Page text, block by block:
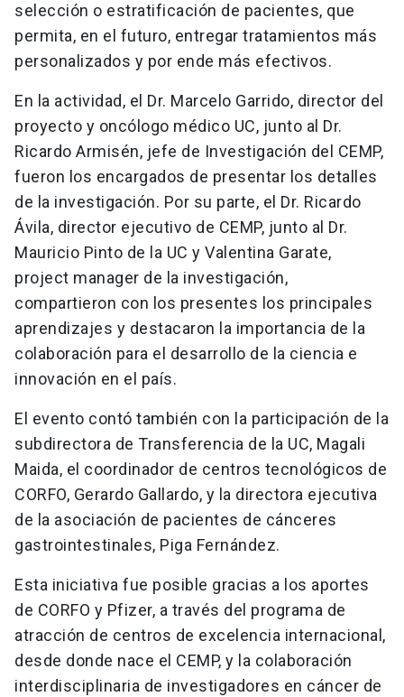
selección o estratificación de pacientes, que
permita, en el futuro, entregar tratamientos más
personalizados y por ende más efectivos.
En la actividad, el Dr. Marcelo Garrido, director del
proyecto y oncólogo médico UC, junto al Dr.
Ricardo Armisén, jefe de Investigación del CEMP,
fueron los encargados de presentar los detalles
de la investigación. Por su parte, el Dr. Ricardo
Ávila, director ejecutivo de CEMP, junto al Dr.
Mauricio Pinto de la UC y Valentina Garate,
project manager de la investigación,
compartieron con los presentes los principales
aprendizajes y destacaron la importancia de la
colaboración para el desarrollo de la ciencia e
innovación en el país.
El evento contó también con la participación de la
subdirectora de Transferencia de la UC, Magali
Maida, el coordinador de centros tecnológicos de
CORFO, Gerardo Gallardo, y la directora ejecutiva
de la asociación de pacientes de cánceres
gastrointestinales, Piga Fernández.
Esta iniciativa fue posible gracias a los aportes
de CORFO y Pfizer, a través del programa de
atracción de centros de excelencia internacional,
desde donde nace el CEMP, y la colaboración
interdisciplinaria de investigadores en cáncer de